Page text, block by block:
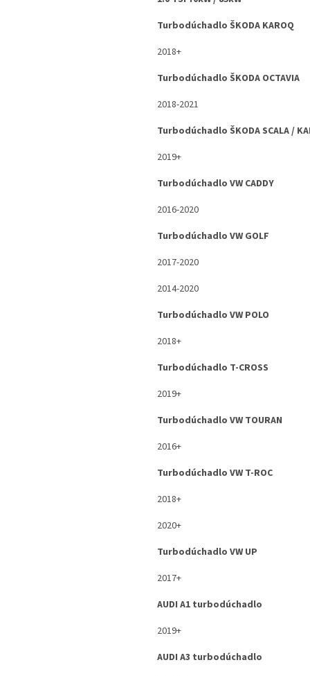
Turbodúchadlo ŠKODA KAROQ
2018+
Turbodúchadlo ŠKODA OCTAVIA
2018-2021
Turbodúchadlo ŠKODA SCALA /
2019+
Turbodúchadlo VW CADDY
2016-2020
Turbodúchadlo VW GOLF
2017-2020
2014-2020
Turbodúchadlo VW POLO
2018+
Turbodúchadlo T-CROSS
2019+
Turbodúchadlo VW TOURAN
2016+
Turbodúchadlo VW T-ROC
2018+
2020+
Turbodúchadlo VW UP
2017+
AUDI A1 turbodúchadlo
2019+
AUDI A3 turbodúchadlo